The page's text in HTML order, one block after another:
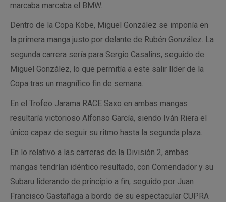
marcaba marcaba el BMW.
Dentro de la Copa Kobe, Miguel González se imponía en
la primera manga justo por delante de Rubén González. La
segunda carrera sería para Sergio Casalins, seguido de
Miguel González, lo que permitía a este salir líder de la
Copa tras un magnífico fin de semana.
En el Trofeo Jarama RACE Saxo en ambas mangas
resultaría victorioso Alfonso García, siendo Iván Riera el
único capaz de seguir su ritmo hasta la segunda plaza.
En lo relativo a las carreras de la División 2, ambas
mangas tendrían idéntico resultado, con Comendador y su
Subaru liderando de principio a fin, seguido por Juan
Francisco Gastañaga a bordo de su espectacular CUPRA